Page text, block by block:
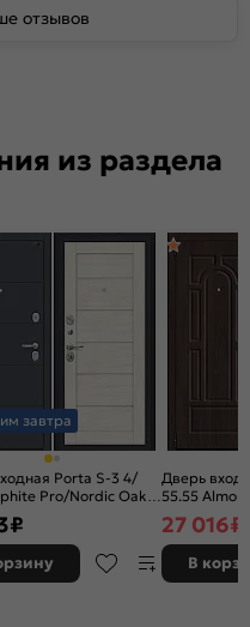
отзывов
из раздела
завтра
Porta S-3 4/
Pro/Nordic Oak,
с ночной задвижкой
₽
Дверь
55.55
ночной
27 016₽
В